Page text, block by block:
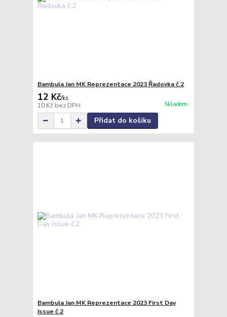
Bambula Jan MK Reprezentace 2023 Řadovka č.2
12 Kč/ks
10 Kč bez DPH Skladem
Přidat do košíku
Bambula Jan MK Reprezentace 2023 First Day
Issue č.2